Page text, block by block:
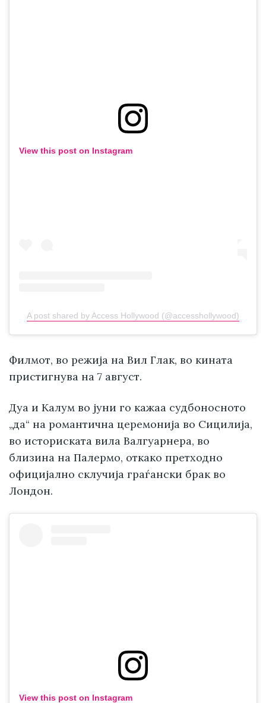
View this post on Instagram
A post shared by Access Hollywood (@accesshollywood)
Филмот, во режија на Вил Глак, во кината
пристигнува на 7 август.
Дуа и Калум во јуни го кажаа судбоносното
„да“ на романтична церемонија во Сицилија,
во историската вила Валгуарнера, во
близина на Палермо, откако претходно
официјално склучија граѓански брак во
Лондон.
View this post on Instagram